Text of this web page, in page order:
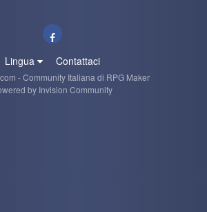
Lingua Contattaci
- Community Italiana di RPG Maker
by Invision Community